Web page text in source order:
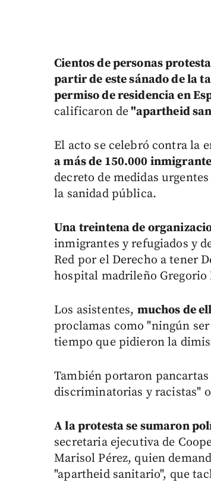
Cientos de personas
partir de este sánado de la
permiso de residencia en
calificaron de"apartheid
El acto se celebró contra la
a más de 150.000
decreto de medidas
la sanidad pública.
Una treintena de
inmigrantes y refugiados y
Red por el Derecho a tener
hospital madrileño Gregorio
Los asistentes, muchos de
proclamas como "ningún
tiempo que pidieron la
También portaron pancartas
discriminatorias y racistas"
A la protesta se sumaron
secretaria ejecutiva de
Marisol Pérez, quien
"apartheid sanitario", que